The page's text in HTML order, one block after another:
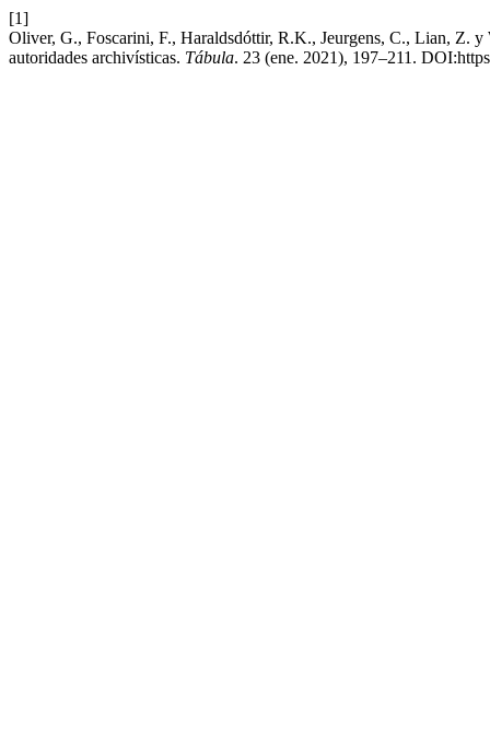
[1]
Oliver, G., Foscarini, F., Haraldsdóttir, R.K., Jeurgens, C., Lian, Z.
autoridades archivísticas. Tábula. 23 (ene. 2021), 197–211.